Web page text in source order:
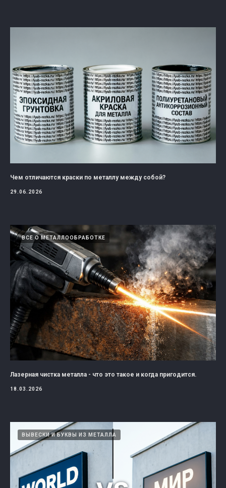
Чем отличаются краски по металлу между собой?
29.06.2026
ВСЕ О МЕТАЛЛООБРАБОТКЕ
Лазерная чистка металла - что это такое и когда пригодится.
18.03.2026
ВЫВЕСКИ И БУКВЫ ИЗ МЕТАЛЛА